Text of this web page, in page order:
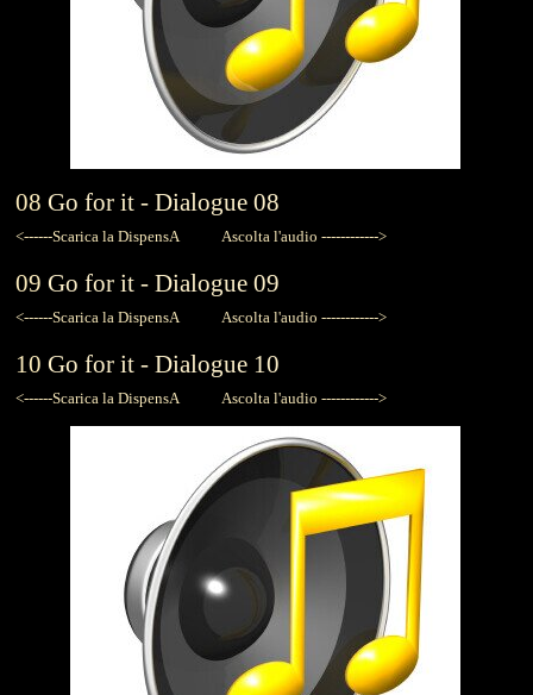
08 Go for it - Dialogue 08
<------Scarica la DispensAAscolta l'audio ------------>
09 Go for it - Dialogue 09
<------Scarica la DispensAAscolta l'audio ------------>
10 Go for it - Dialogue 10
<------Scarica la DispensAAscolta l'audio ------------>